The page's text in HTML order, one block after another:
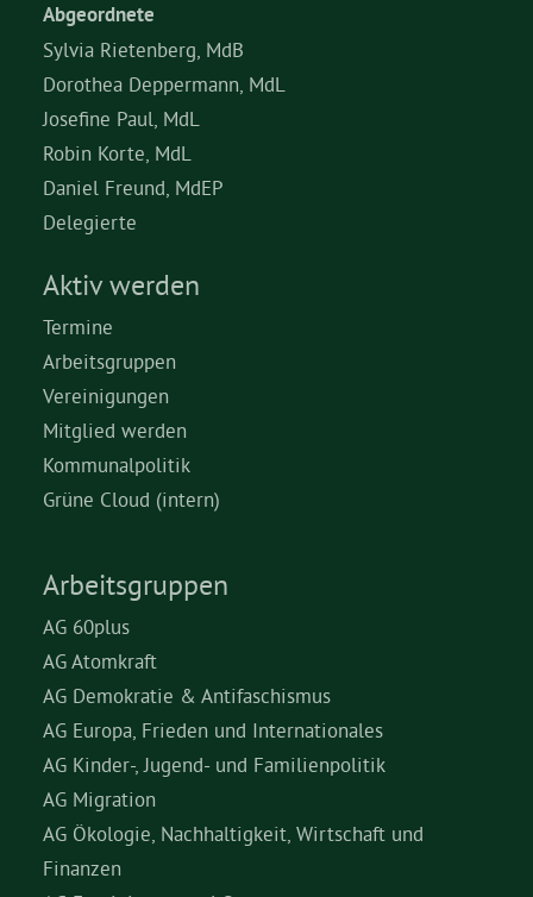
Abgeordnete
Sylvia Rietenberg, MdB
Dorothea Deppermann, MdL
Josefine Paul, MdL
Robin Korte, MdL
Daniel Freund, MdEP
Delegierte
Aktiv werden
Termine
Arbeitsgruppen
Vereinigungen
Mitglied werden
Kommunalpolitik
Grüne Cloud (intern)
Arbeitsgruppen
AG 60plus
AG Atomkraft
AG Demokratie & Antifaschismus
AG Europa, Frieden und Internationales
AG Kinder-, Jugend- und Familienpolitik
AG Migration
AG Ökologie, Nachhaltigkeit, Wirtschaft und
Finanzen